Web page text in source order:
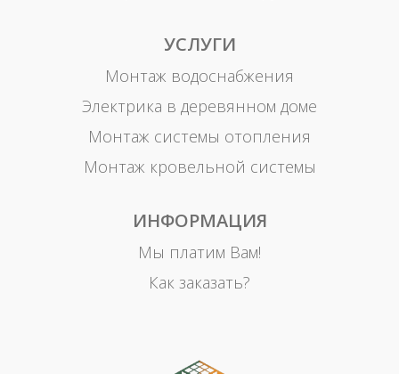
УСЛУГИ
Монтаж водоснабжения
Электрика в деревянном доме
Монтаж системы отопления
Монтаж кровельной системы
ИНФОРМАЦИЯ
Мы платим Вам!
Как заказать?